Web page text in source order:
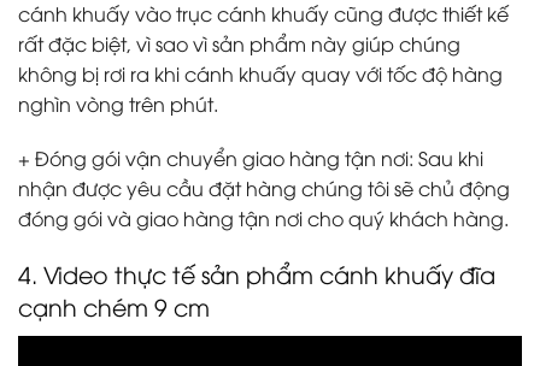
cánh khuấy vào trục cánh khuấy cũng được thiết kế
rất đặc biệt, vì sao vì sản phẩm này giúp chúng
không bị rơi ra khi cánh khuấy quay với tốc độ hàng
nghìn vòng trên phút.
+ Đóng gói vận chuyển giao hàng tận nơi: Sau khi
nhận được yêu cầu đặt hàng chúng tôi sẽ chủ động
đóng gói và giao hàng tận nơi cho quý khách hàng.
4. Video thực tế sản phẩm cánh khuấy đĩa
cạnh chém 9 cm